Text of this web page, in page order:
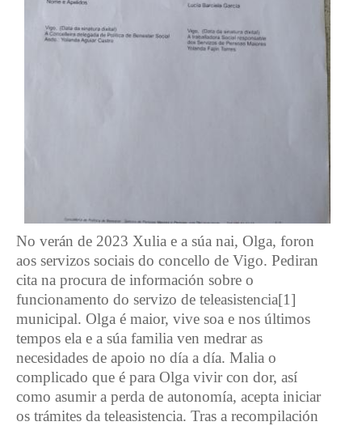
No verán de 2023 Xulia e a súa nai, Olga, foron
aos servizos sociais do concello de Vigo. Pediran
cita na procura de información sobre o
funcionamento do servizo de teleasistencia[1]
municipal. Olga é maior, vive soa e nos últimos
tempos ela e a súa familia ven medrar as
necesidades de apoio no día a día. Malia o
complicado que é para Olga vivir con dor, así
como asumir a perda de autonomía, acepta iniciar
os trámites da teleasistencia. Tras a recompilación